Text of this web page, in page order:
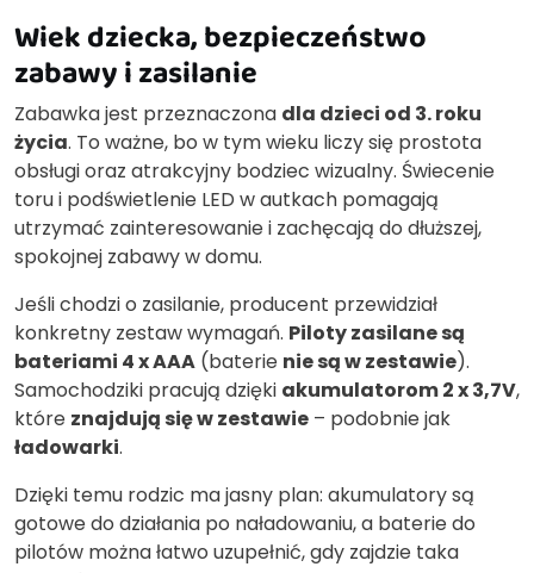
Wiek dziecka, bezpieczeństwo
zabawy i zasilanie
Zabawka jest przeznaczona dla dzieci od 3. roku
życia. To ważne, bo w tym wieku liczy się prostota
obsługi oraz atrakcyjny bodziec wizualny. Świecenie
toru i podświetlenie LED w autkach pomagają
utrzymać zainteresowanie i zachęcają do dłuższej,
spokojnej zabawy w domu.
Jeśli chodzi o zasilanie, producent przewidział
konkretny zestaw wymagań. Piloty zasilane są
bateriami 4 x AAA (baterie nie są w zestawie).
Samochodziki pracują dzięki akumulatorom 2 x 3,7V,
które znajdują się w zestawie – podobnie jak
ładowarki.
Dzięki temu rodzic ma jasny plan: akumulatory są
gotowe do działania po naładowaniu, a baterie do
pilotów można łatwo uzupełnić, gdy zajdzie taka